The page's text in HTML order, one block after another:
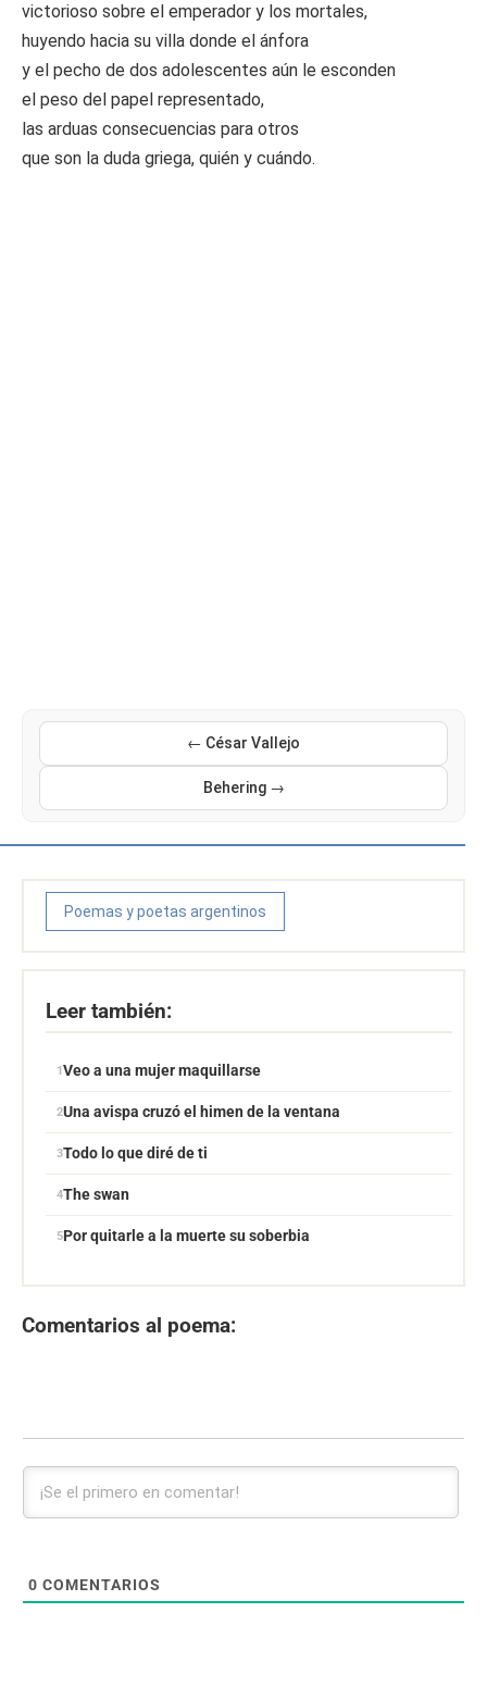
victorioso sobre el emperador y los mortales,
huyendo hacia su villa donde el ánfora
y el pecho de dos adolescentes aún le esconden
el peso del papel representado,
las arduas consecuencias para otros
que son la duda griega, quién y cuándo.
← César Vallejo
Behering →
Poemas y poetas argentinos
Leer también:
Veo a una mujer maquillarse
Una avispa cruzó el himen de la ventana
Todo lo que diré de ti
The swan
Por quitarle a la muerte su soberbia
Comentarios al poema:
0 COMENTARIOS